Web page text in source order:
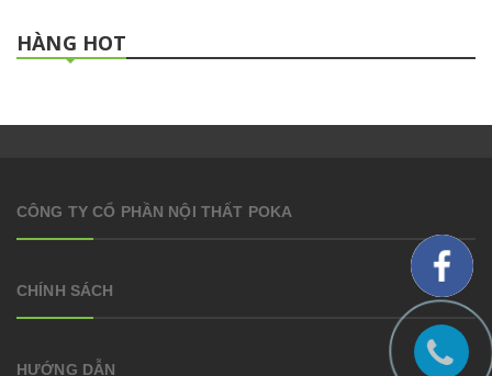
HÀNG HOT
CÔNG TY CỔ PHẦN NỘI THẤT POKA
CHÍNH SÁCH
HƯỚNG DẪN